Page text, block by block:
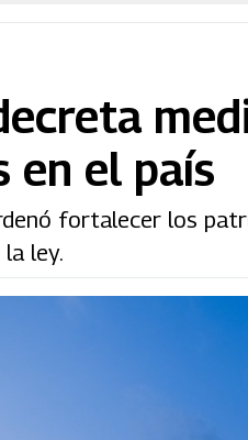
en el país
fortalecer los
ley.